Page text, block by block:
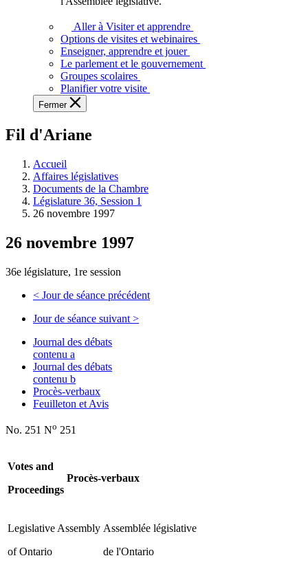
voir,
apprendre
et
à
à
législative.
Aller à Visiter et apprendre
Options de visites et webinaires
Enseigner, apprendre et jouer
Le parlement et le gouvernement
Groupes scolaires
Planifier votre visite
Fermer
Fil d'Ariane
Accueil
Affaires législatives
Documents de la Chambre
Législature 36, Session 1
26 novembre 1997
26 novembre 1997
36e législature, 1re session
< Jour de séance précédent
Jour de séance suivant >
Journal des débats
contenu a
Journal des débats
contenu b
Procès-verbaux
Feuilleton et Avis
No. 251 No 251
Votes and
Proceedings
Procès-verbaux
Legislative Assembly
of Ontario
Assemblée législative
de l'Ontario